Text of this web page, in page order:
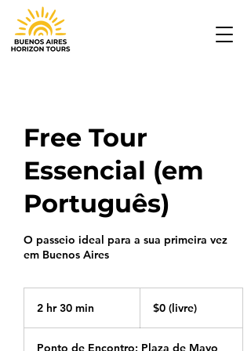
Free Tour
Essencial (em
Português)
O passeio ideal para a sua primeira vez
em Buenos Aires
2 hr 30 min $0 (livre)
Ponto de Encontro: Plaza de Mayo